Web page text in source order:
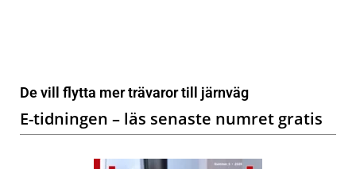
De vill flytta mer trävaror till järnväg
E-tidningen – läs senaste numret gratis